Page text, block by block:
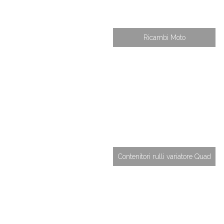
Ricambi Moto
Contenitori rulli variatore Quad